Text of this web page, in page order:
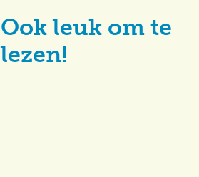
Ook leuk om te
lezen!